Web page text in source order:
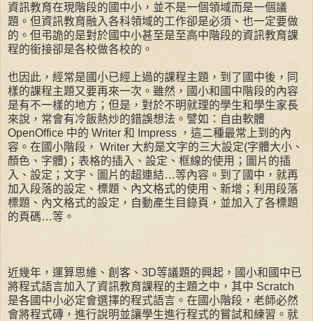
資訊教育在現階段的國中小，並不是一個領域而是一個議
題。但資訊教育融入各科領域的工作卻是必須、也一定要做
的。但弔詭的是對於國中小甚至是至高中階段的資訊教育課
程的銜接卻是各校做各校的。
也因此，經常是國小已經上過的課程主題，到了國中後，同
樣的課程主題又要再來一次。雖然，國小和國中階段的內容
是有不一樣的地方；但是，對於不明就理的學生和學生家長
來說，常會有冷飯熱炒的錯誤想法。譬如：自由軟體
OpenOffice 中的 Writer 和 Impress ，這二種最常上到的內
容。在國小階段， Writer 大約是文字的三大設定(字體大小、
顏色、字體)；表格的插入、設定、框線的使用；圖片的插
入、設定；文字、圖片的超連結…等內容。到了國中，就再
加入段落的設定、標題、內文格式的使用、新增；利用段落
標題、內文格式的設定，自動產生目錄頁，並加入了各標題
的頁碼…等。
近幾年，運算思維、創客、3D等議題的興起，國小和國中已
將程式語言加入了資訊教育課程的主題之中，其中 Scratch
是各國中小必定會選擇的程式語言。在國小階段，老師必然
會將程式磚，進行說明並讓學生進行程式的嘗試和練習。就